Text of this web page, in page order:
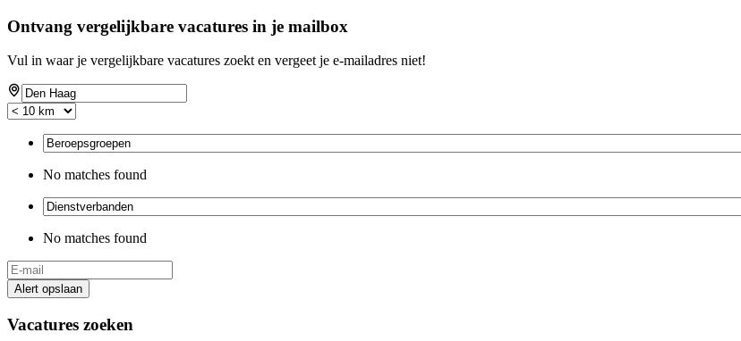
Ontvang vergelijkbare vacatures in je mailbox
Vul in waar je vergelijkbare vacatures zoekt en vergeet je e-mailadres niet!
No matches found
No matches found
Alert opslaan
Vacatures zoeken